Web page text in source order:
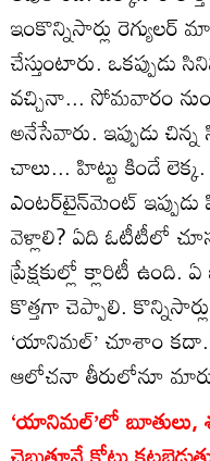
ఇంకొన్నిసార్లు
చేస్తుంటారు.
వచ్చినా... సోమవారం
అనేసేవారు. ఇప్పుడు
చాలు... హిట్టు కిందే
ఎంటర్‌టైన్‌మెంట్‌
వెళ్లాలి? ఏది ఓటీటీలో
ప్రేక్షకుల్లో క్లారిటీ
కొత్తగా చెప్పాలి.
‘యానిమల్‌’ చూశాం
ఆలోచనా తీరులోనూ
‘యానిమల్‌’లో